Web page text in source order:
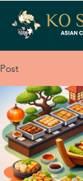
Post